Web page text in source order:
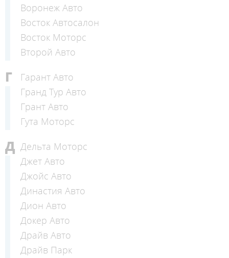
Воронеж Авто
Восток Автосалон
Восток Моторс
Второй Авто
Г
Гарант Авто
Гранд Тур Авто
Грант Авто
Гута Моторс
Д Дельта Моторс
Джет Авто
Джойс Авто
Династия Авто
Дион Авто
Докер Авто
Драйв Авто
Драйв Парк